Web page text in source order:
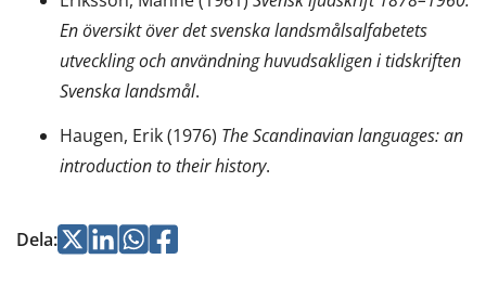
En översikt över det svenska landsmålsalfabetets
utveckling och användning huvudsakligen i tidskriften
Svenska landsmål.
Haugen, Erik (1976) The Scandinavian languages: an
introduction to their history.
Dela:Jaa Jaa Jaa
Jaa